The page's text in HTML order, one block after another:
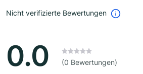
Nicht verifizierte Bewertungen
0.0 (0 Bewertungen)